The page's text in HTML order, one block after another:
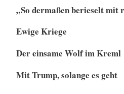
„So dermaßen berieselt mit
Ewige Kriege
Der einsame Wolf im Kreml
Mit Trump, solange es geht